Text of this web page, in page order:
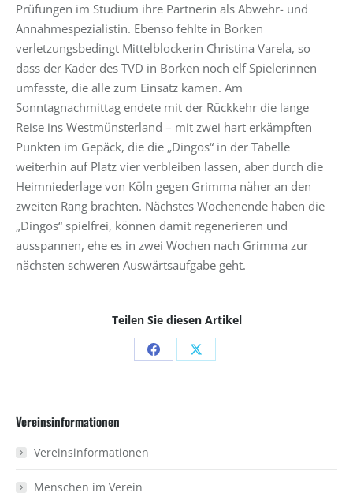
Prüfungen im Studium ihre Partnerin als Abwehr- und
Annahmespezialistin. Ebenso fehlte in Borken
verletzungsbedingt Mittelblockerin Christina Varela, so
dass der Kader des TVD in Borken noch elf Spielerinnen
umfasste, die alle zum Einsatz kamen. Am
Sonntagnachmittag endete mit der Rückkehr die lange
Reise ins Westmünsterland – mit zwei hart erkämpften
Punkten im Gepäck, die die „Dingos“ in der Tabelle
weiterhin auf Platz vier verbleiben lassen, aber durch die
Heimniederlage von Köln gegen Grimma näher an den
zweiten Rang brachten. Nächstes Wochenende haben die
„Dingos“ spielfrei, können damit regenerieren und
ausspannen, ehe es in zwei Wochen nach Grimma zur
nächsten schweren Auswärtsaufgabe geht.
Teilen Sie diesen Artikel
Share Share
Vereinsinformationen
Vereinsinformationen
Menschen im Verein